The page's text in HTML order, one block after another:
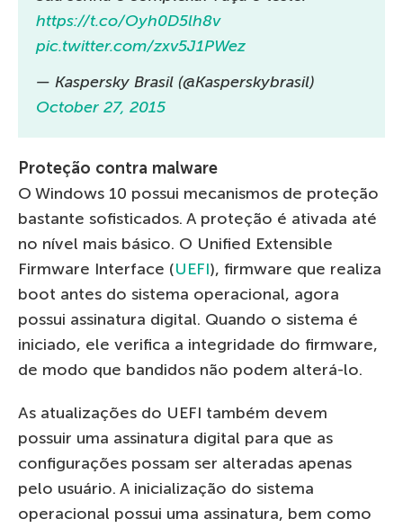
https://t.co/Oyh0D5lh8v
pic.twitter.com/zxv5J1PWez
— Kaspersky Brasil (@Kasperskybrasil)
October 27, 2015
Proteção contra malware
O Windows 10 possui mecanismos de proteção
bastante sofisticados. A proteção é ativada até
no nível mais básico. O Unified Extensible
Firmware Interface (UEFI), firmware que realiza
boot antes do sistema operacional, agora
possui assinatura digital. Quando o sistema é
iniciado, ele verifica a integridade do firmware,
de modo que bandidos não podem alterá-lo.
As atualizações do UEFI também devem
possuir uma assinatura digital para que as
configurações possam ser alteradas apenas
pelo usuário. A inicialização do sistema
operacional possui uma assinatura, bem como